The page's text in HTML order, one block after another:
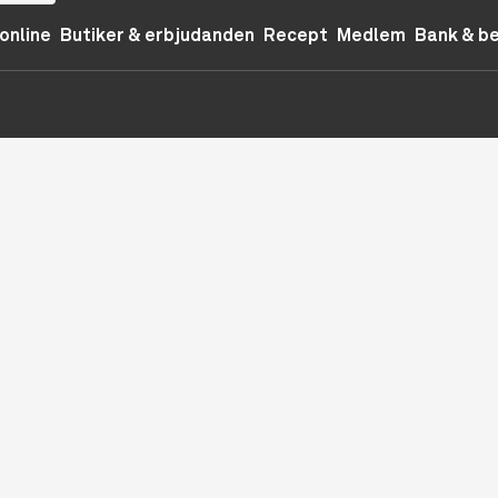
Butiker & erbjudanden Recept Medlem Bank &